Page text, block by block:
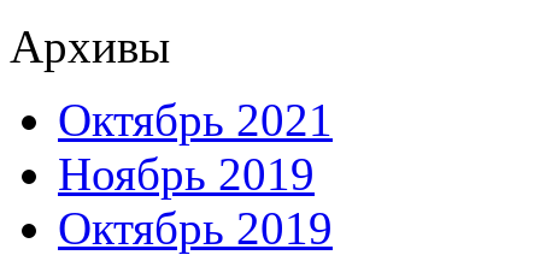
Архивы
Октябрь 2021
Ноябрь 2019
Октябрь 2019